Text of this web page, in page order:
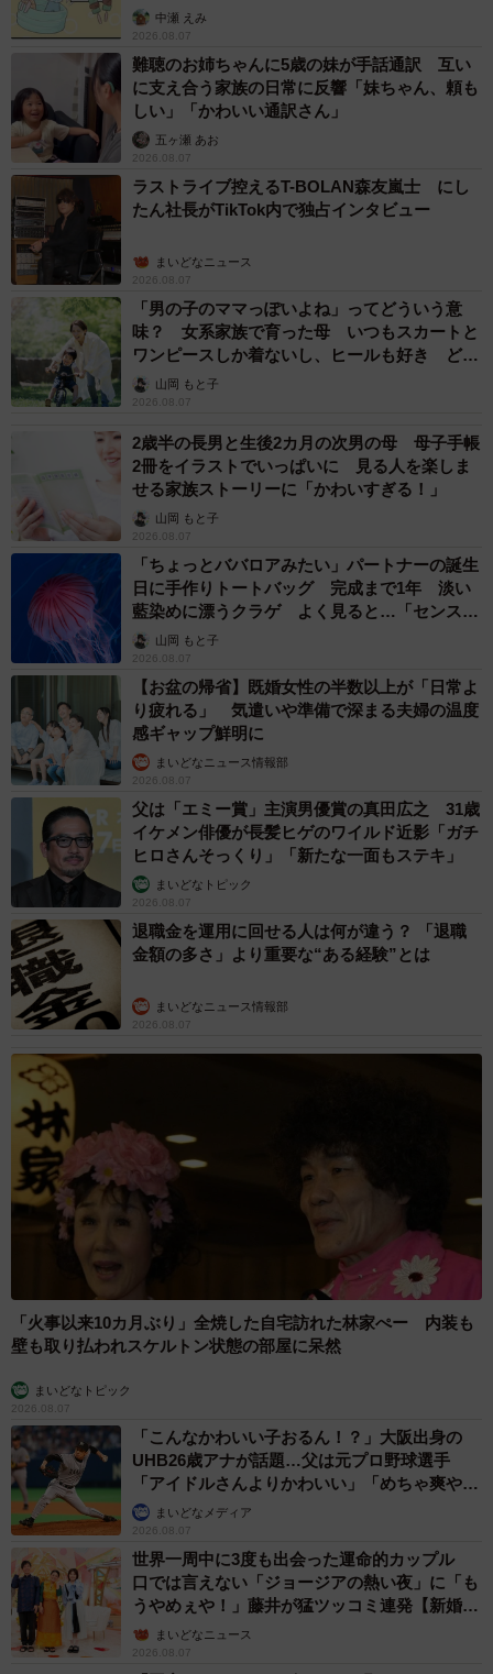
「私が帰る時にはちょうど警察犬たちが車両に撤収してい
たので、触れ合いの時間はなかったように思いました。可
愛いので、支障がなければぜひ式典後の屋外展示に警察犬
部隊も登場して欲しいですね」
ねぇねぇ、いつもみたいに「探せ」ってやつやろうよ～（動画からキャ
プチャー／提供：ゆるふわ怪電波☆埼玉さん@yuruhuwa_kdenpa）
◇ ◇
犬は臭覚にも聴覚にも運動能力にも優れた動物ですが、人
間と異なり、集中力が持続するのは10分程度なのだそうで
す。
式典中に集中力が切れてしまった警察犬たちですが、どの
ワンちゃんもハンドラーさんの側で甘えたりリラックスし
ており、犬たちとハンドラーさんたちの強い信頼関係が伝
わってきます。
中瀬 えみ
2026.08.07
難聴のお姉ちゃんに5歳の妹が手話通訳 互い
に支え合う家族の日常に反響「妹ちゃん、頼も
しい」「かわいい通訳さん」
五ヶ瀬 あお
2026.08.07
ラストライブ控えるT-BOLAN森友嵐士 にし
たん社長がTikTok内で独占インタビュー
まいどなニュース
2026.08.07
「男の子のママっぽいよね」ってどういう意
味？ 女系家族で育った母 いつもスカートと
ワンピースしか着ないし、ヒールも好き どの
へんが…
山岡 もと子
2026.08.07
2歳半の長男と生後2カ月の次男の母 母子手帳
2冊をイラストでいっぱいに 見る人を楽しま
せる家族ストーリーに「かわいすぎる！」
山岡 もと子
2026.08.07
「ちょっとババロアみたい」パートナーの誕生
日に手作りトートバッグ 完成まで1年 淡い
藍染めに漂うクラゲ よく見ると…「センスす
ごい」山岡 もと子
2026.08.07
【お盆の帰省】既婚女性の半数以上が「日常よ
り疲れる」 気遣いや準備で深まる夫婦の温度
感ギャップ鮮明に
まいどなニュース情報部
2026.08.07
父は「エミー賞」主演男優賞の真田広之 31歳
イケメン俳優が長髪ヒゲのワイルド近影「ガチ
ヒロさんそっくり」「新たな一面もステキ」
まいどなトピック
2026.08.07
退職金を運用に回せる人は何が違う？ 「退職
金額の多さ」より重要な“ある経験”とは
まいどなニュース情報部
2026.08.07
「火事以来10カ月ぶり」全焼した自宅訪れた林家ぺー 内装も
壁も取り払われスケルトン状態の部屋に呆然
まいどなトピック
2026.08.07
「こんなかわいい子おるん！？」大阪出身の
UHB26歳アナが話題…父は元プロ野球選手
「アイドルさんよりかわいい」「めちゃ爽や
か」まいどなメディア
2026.08.07
世界一周中に3度も出会った運命的カップル
口では言えない「ジョージアの熱い夜」に「も
うやめぇや！」藤井が猛ツッコミ連発【新婚さ
ん】まいどなニュース
2026.08.07